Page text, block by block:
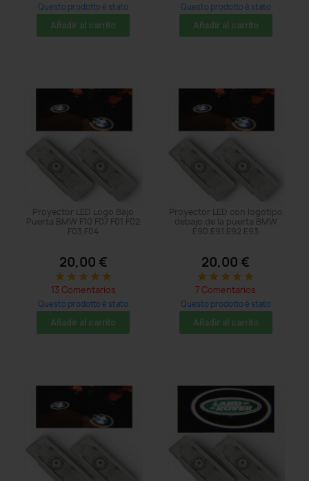
Questo prodotto è stato
acquistato: 41 times
Añadir al carrito
Questo prodotto è stato
acquistato: 368 times
Añadir al carrito
Proyector LED Logo Bajo
Puerta BMW F10 F07 F01 F02
F03 F04
20,00 €
star star star star star
13 Comentarios
Questo prodotto è stato
acquistato: 41 times
Añadir al carrito
Proyector LED con logotipo
debajo de la puerta BMW
E90 E91 E92 E93
20,00 €
star star star star star
7 Comentarios
Questo prodotto è stato
acquistato: 107 times
Añadir al carrito